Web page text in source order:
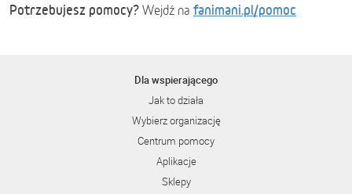
Potrzebujesz pomocy? Wejdź na fanimani.pl/pomoc
Dla wspierającego
Jak to działa
Wybierz organizację
Centrum pomocy
Aplikacje
Sklepy